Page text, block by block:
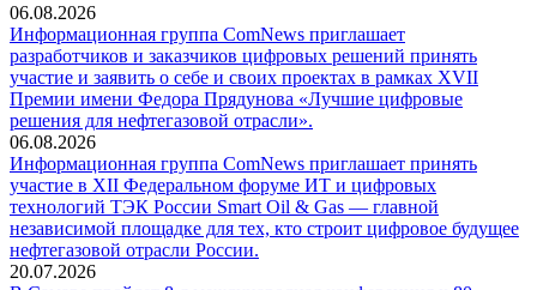
06.08.2026
Информационная группа ComNews приглашает
разработчиков и заказчиков цифровых решений принять
участие и заявить о себе и своих проектах в рамках XVII
Премии имени Федора Прядунова «Лучшие цифровые
решения для нефтегазовой отрасли».
06.08.2026
Информационная группа ComNews приглашает принять
участие в XII Федеральном форуме ИТ и цифровых
технологий ТЭК России Smart Oil & Gas — главной
независимой площадке для тех, кто строит цифровое будущее
нефтегазовой отрасли России.
20.07.2026